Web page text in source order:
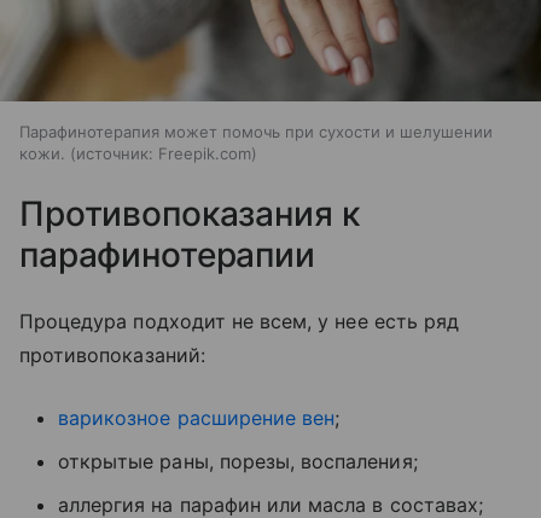
Парафинотерапия может помочь при сухости и шелушении
кожи.
источник: Freepik.com
Противопоказания к
парафинотерапии
Процедура подходит не всем, у нее есть ряд
противопоказаний:
варикозное расширение вен;
открытые раны, порезы, воспаления;
аллергия на парафин или масла в составах;